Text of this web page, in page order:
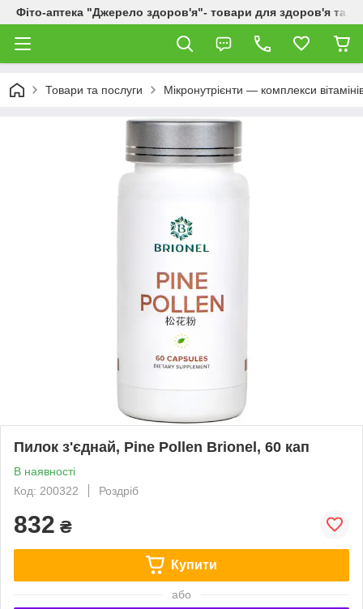
Фіто-аптека "Джерело здоров'я"- товари для здоров'я та
Товари та послуги Мікронутрієнти — комплекси
Пилок з'єднай, Pine Pollen Brionel, 60 кап
В наявності
Код: 200322
Роздріб
832 ₴
Купити
або